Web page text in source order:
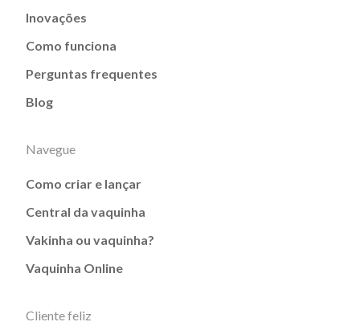
Inovações
Como funciona
Perguntas frequentes
Blog
Navegue
Como criar e lançar
Central da vaquinha
Vakinha ou vaquinha?
Vaquinha Online
Cliente feliz